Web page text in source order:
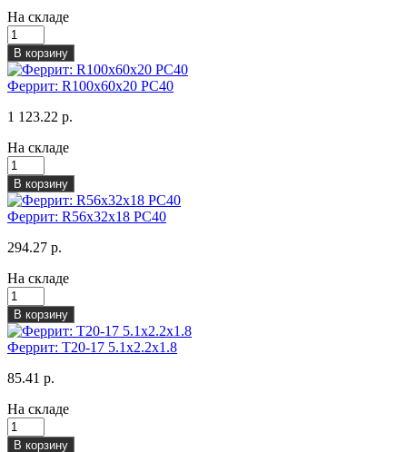
На складе
В корзину
Феррит: R100х60х20 PC40
1 123.22 р.
На складе
В корзину
Феррит: R56x32x18 PC40
294.27 р.
На складе
В корзину
Феррит: T20-17 5.1х2.2х1.8
85.41 р.
На складе
В корзину